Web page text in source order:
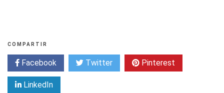
COMPARTIR
Facebook Twitter Pinterest
LinkedIn